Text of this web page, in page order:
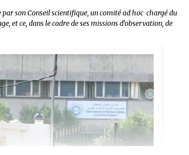
par son Conseil scientifique, un comité ad hoc chargé du
et ce, dans le cadre de ses missions d’observation, de